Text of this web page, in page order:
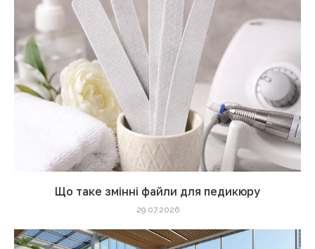
Що таке змінні файли для педикюру
29.07.2026